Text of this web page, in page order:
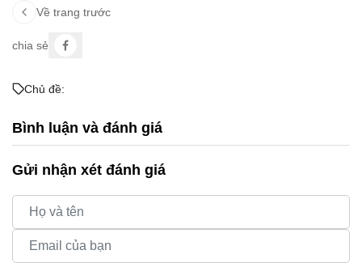
Về trang trước
chia sẻ
Chủ đề:
Bình luận và đánh giá
Gửi nhận xét đánh giá